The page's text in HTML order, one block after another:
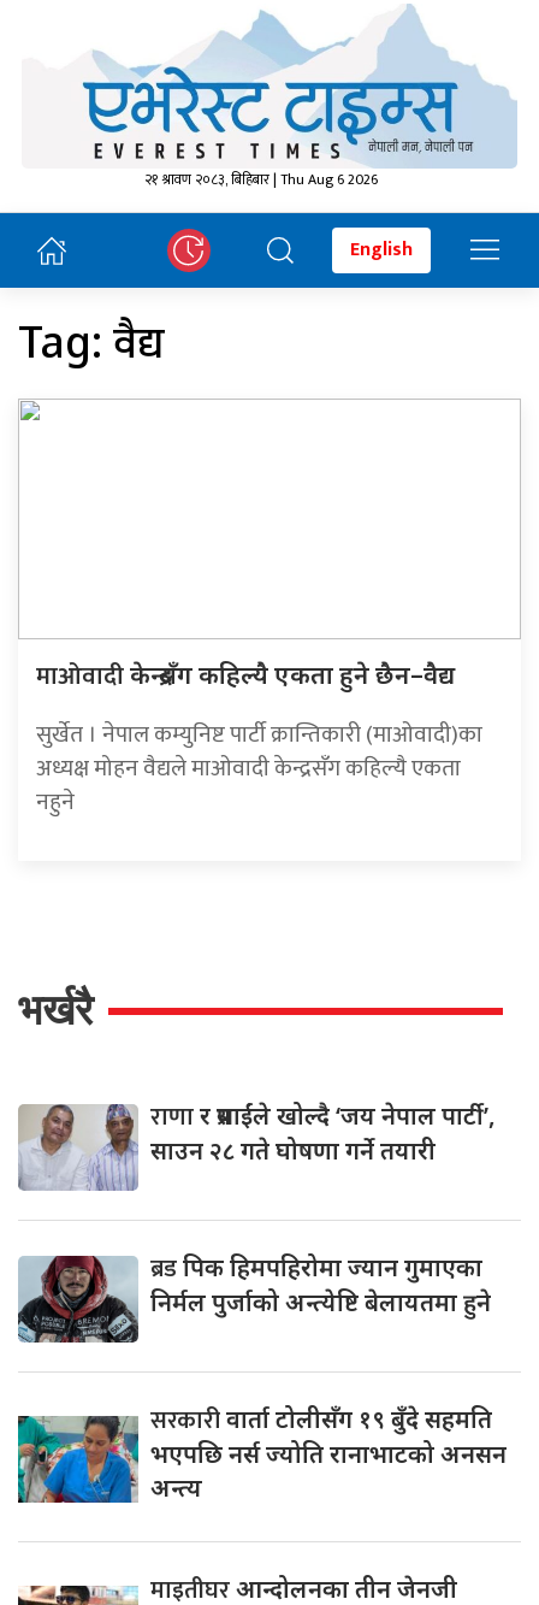
२१ श्रावण २०८३, बिहिबार | Thu Aug 6 2026
English
Tag: वैद्य
माओवादीकेन्द्रसँग कहिल्यै एकता हुने छैन–वैद्य
सुर्खेत । नेपाल कम्युनिष्ट पार्टी क्रान्तिकारी (माओवादी)का
अध्यक्ष मोहन वैद्यले माओवादी केन्द्रसँग कहिल्यै एकता
नहुने
भर्खरै
राणार प्रसाईंले खोल्दै ‘जय नेपाल पार्टी’,
साउन २८ गते घोषणा गर्ने तयारी
ब्रडपिक हिमपहिरोमा ज्यान गुमाएका
निर्मल पुर्जाको अन्त्येष्टि बेलायतमा हुने
सरकारीवार्ता टोलीसँग १९ बुँदे सहमति
भएपछि नर्स ज्योति रानाभाटको अनसन
अन्त्य
माइतीघरआन्दोलनका तीन जेनजी